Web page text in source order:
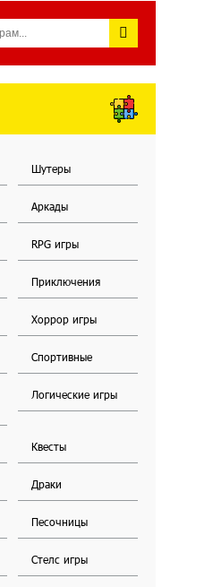
Шутеры
Аркады
RPG игры
Приключения
Хоррор игры
Спортивные
Логические игры
Квесты
Драки
Песочницы
Стелс игры